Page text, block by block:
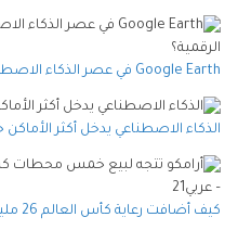
Google Earth في عصر الذكاء الاصطناعي: هل نودّع حقيقة الخرائط الرقمية؟
الذكاء الاصطناعي يدخل أكثر
كيف أضافت رعاية كأس العالم 26 مليار دولار إلى قيمة أرامكو السعودية؟